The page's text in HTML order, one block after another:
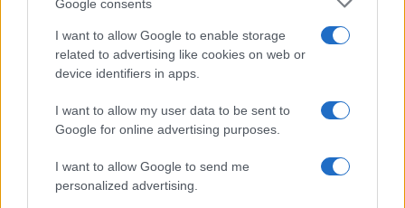
Google consents
I want to allow Google to enable storage
related to advertising like cookies on web or
device identifiers in apps.
I want to allow my user data to be sent to
Google for online advertising purposes.
I want to allow Google to send me
personalized advertising.
Ιωάννα Τούνη: Γιόρτασε τα 33α γενέθλιά της
10.08.2026